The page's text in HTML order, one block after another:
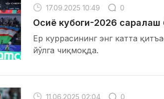
17.09.2025 10:49 0
Осиё кубоги-2026 саралаш
Ер куррасининг энг катта
йўлга чиқмоқда.
11.06.2025 02:04 0